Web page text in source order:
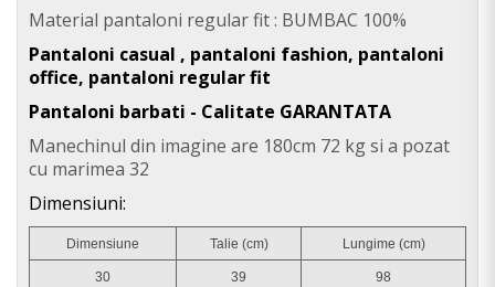
Material pantaloni regular fit : BUMBAC 100%
Pantaloni casual , pantaloni fashion, pantaloni
office, pantaloni regular fit
Pantaloni barbati - Calitate GARANTATA
Manechinul din imagine are 180cm 72 kg si a pozat
cu marimea 32
Dimensiuni:
Dimensiune Talie (cm) Lungime (cm)
30 39 98